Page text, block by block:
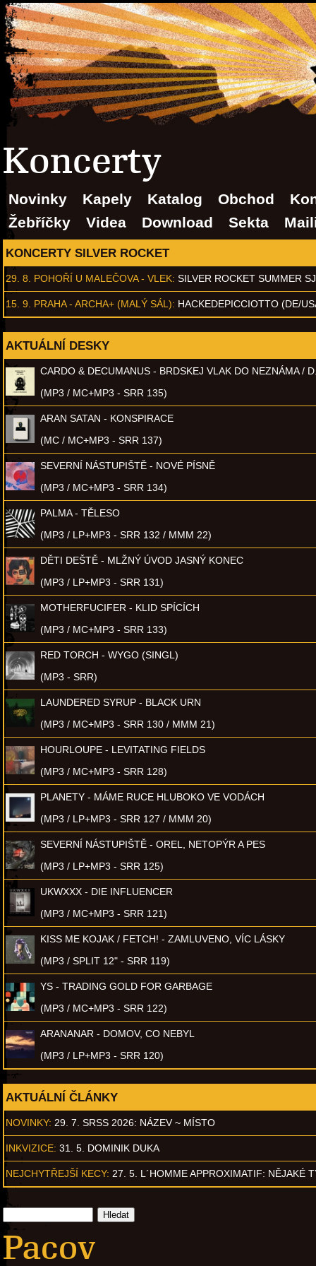
Koncerty
Novinky Kapely Katalog Obchod
Žebříčky
Videa Download Sekta
KONCERTY SILVER ROCKET
29. 8. POHOŘÍ U MALEČOVA - VLEK: SILVER ROCKET SUMMER
15. 9. PRAHA - ARCHA+ (MALÝ SÁL): HACKEDEPICCIOTTO (DE/
AKTUÁLNÍ DESKY
CARDO & DECUMANUS - BRDSKEJ VLAK DO NEZNÁMA /
(MP3 / MC+MP3 - SRR 135)
ARAN SATAN - KONSPIRACE
(MC / MC+MP3 - SRR 137)
SEVERNÍ NÁSTUPIŠTĚ - NOVÉ PÍSNĚ
(MP3 / MC+MP3 - SRR 134)
PALMA - TĚLESO
(MP3 / LP+MP3 - SRR 132 / MMM 22)
DĚTI DEŠTĚ - MLŽNÝ ÚVOD JASNÝ KONEC
(MP3 / LP+MP3 - SRR 131)
MOTHERFUCIFER - KLID SPÍCÍCH
(MP3 / MC+MP3 - SRR 133)
RED TORCH - WYGO (SINGL)
(MP3 - SRR)
LAUNDERED SYRUP - BLACK URN
(MP3 / MC+MP3 - SRR 130 / MMM 21)
HOURLOUPE - LEVITATING FIELDS
(MP3 / MC+MP3 - SRR 128)
PLANETY - MÁME RUCE HLUBOKO VE VODÁCH
(MP3 / LP+MP3 - SRR 127 / MMM 20)
SEVERNÍ NÁSTUPIŠTĚ - OREL, NETOPÝR A PES
(MP3 / LP+MP3 - SRR 125)
UKWXXX - DIE INFLUENCER
(MP3 / MC+MP3 - SRR 121)
KISS ME KOJAK / FETCH! - ZAMLUVENO, VÍC LÁSKY
(MP3 / SPLIT 12" - SRR 119)
YS - TRADING GOLD FOR GARBAGE
(MP3 / MC+MP3 - SRR 122)
ARANANAR - DOMOV, CO NEBYL
(MP3 / LP+MP3 - SRR 120)
AKTUÁLNÍ ČLÁNKY
NOVINKY: 29. 7. SRSS 2026: NÁZEV ~ MÍSTO
INKVIZICE: 31. 5. DOMINIK DUKA
NEJCHYTŘEJŠÍ KECY: 27. 5. L´HOMME APPROXIMATIF: NĚJAKÉ
Pacov